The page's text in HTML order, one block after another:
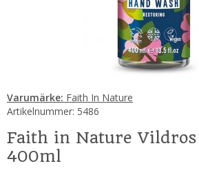
Varumärke: Faith In Nature
Artikelnummer: 5486
Faith in Nature
400ml